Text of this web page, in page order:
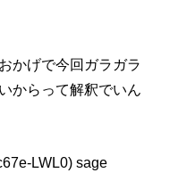
かげで今回ガラガラ
からって解釈でいん
LWL0) sage